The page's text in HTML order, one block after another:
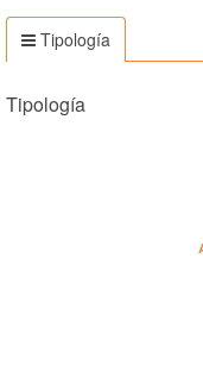
Tipología
Tipología